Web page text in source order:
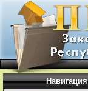
Навигация